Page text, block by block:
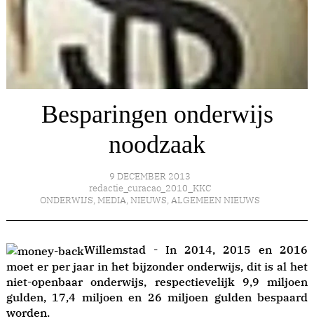
Besparingen onderwijs
noodzaak
9 DECEMBER 2013
redactie_curacao_2010_KKC
ONDERWIJS, MEDIA, NIEUWS, ALGEMEEN NIEUWS
Willemstad - In 2014, 2015 en 2016
moet er per jaar in het bijzonder onderwijs, dit is al het
niet-openbaar onderwijs, respectievelijk 9,9 miljoen
gulden, 17,4 miljoen en 26 miljoen gulden bespaard
worden.